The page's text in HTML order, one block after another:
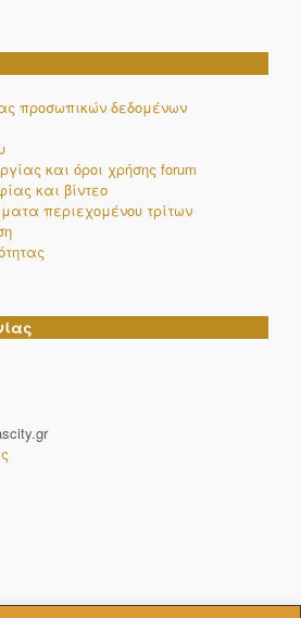
προσωπικών δεδομένων
και όροι χρήσης forum
και βίντεο
περιεχομένου τρίτων